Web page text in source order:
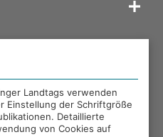
LANDTAGS
Landtags verwenden
Einstellung der Schriftgröße
Detaillierte
von Cookies auf